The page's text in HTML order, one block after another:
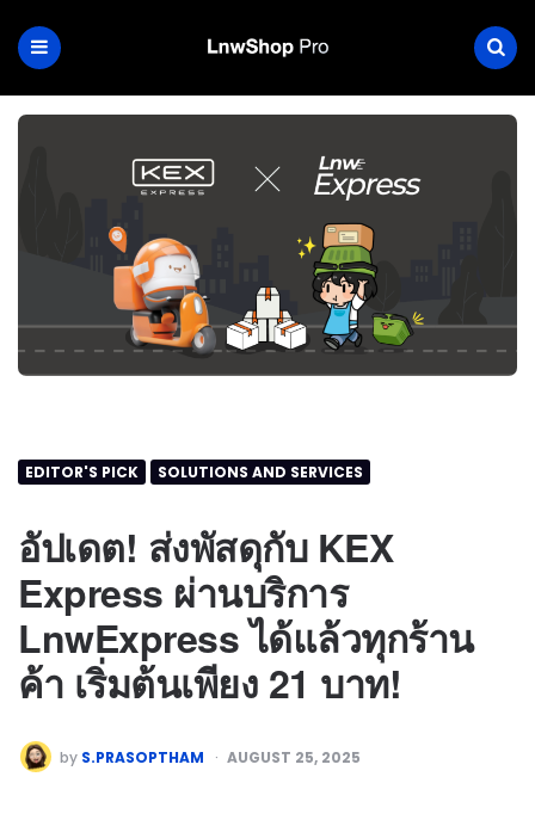
EDITOR'S PICK SOLUTIONS AND SERVICES
อัปเดต! ส่งพัสดุกับ KEX
Express ผ่านบริการ
LnwExpress ได้แล้วทุกร้าน
ค้า เริ่มต้นเพียง 21 บาท!
by S.PRASOPTHAM AUGUST 25, 2025